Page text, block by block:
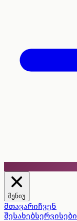
მენიუ
მთავარიჩვენ
შესახებსერვისები